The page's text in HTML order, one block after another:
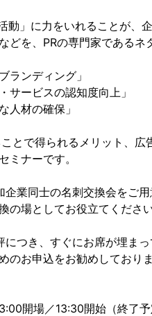
動」に力をいれることが、
どを、PRの専門家であるネ
ランディング」
サービスの認知度向上」
人材の確保」
とで得られるメリット、
ミナーです。
業同士の名刺交換会をご
の場としてお役立てください
つき、すぐにお席が埋まっ
のお申込をお勧めしておりま
開場／13:30開始（終了予